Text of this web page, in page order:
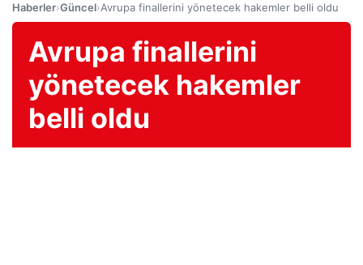
Haberler›Güncel›Avrupa finallerini yönetecek hakemler belli oldu
Avrupa finallerini
yönetecek hakemler
belli oldu